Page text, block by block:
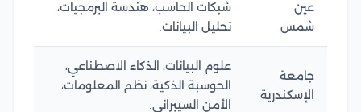
عين
شمس
شبكات الحاسب، هندسة البرمجيات،
تحليل البيانات.
جامعة
الإسكندرية
علوم البيانات، الذكاء الاصطناعي،
الحوسبة الذكية، نظم المعلومات،
الأمن السيبراني.